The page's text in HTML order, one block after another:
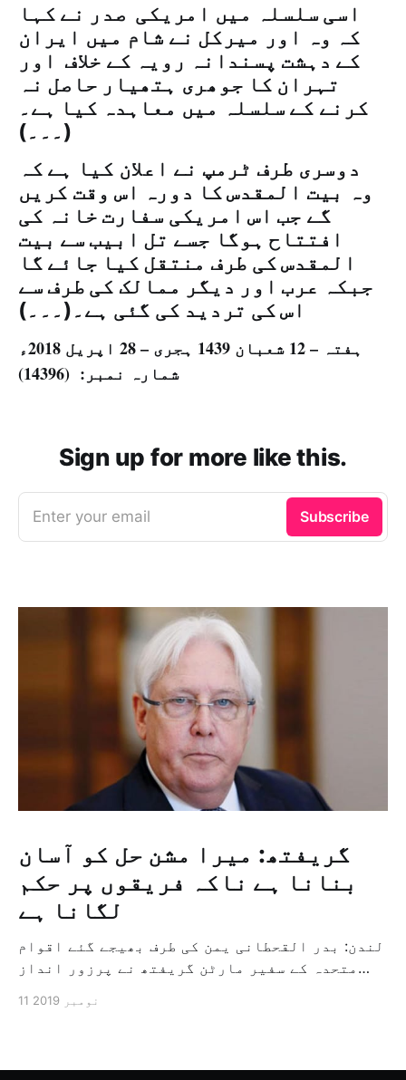
اسی سلسلہ میں امریکی صدر نے کہا
کہ وہ اور میرکل نے شام میں ایران
کے دہشت پسندانہ رویہ کے خلاف اور
تہران کا جوھری ہتھیار حاصل نہ
کرنے کے سلسلہ میں معاہدہ کیا ہے۔
(۔۔۔)
دوسری طرف ٹرمپ نے اعلان کیا ہے کہ
وہ بیت المقدس کا دورہ اس وقت کریں
گے جب اس امریکی سفارت خانہ کی
افتتاح ہوگا جسے تل ابیب سے بیت
المقدس کی طرف منتقل کیا جائے گا
جبکہ عرب اور دیگر ممالک کی طرف سے
اس کی تردید کی گئی ہے۔(۔۔۔)
ہفتہ – 12 شعبان 1439 ہجری – 28 اپریل 2018ء
شمارہ نمبر: (14396)
Sign up for more like this.
Enter your email Subscribe
گریفتھ: میرا مشن حل کو آسان
بنانا ہے ناکہ فریقوں پر حکم
لگانا ہے
لندن: بدر القحطانی یمن کی طرف بھیجے گئے اقوام
متحدہ کے سفیر مارٹن گریفتھ نے پرزور انداز
ثالثی اور اس کشمکش کی حدبندی کرنے کے لئے ایک
11 نومبر 2019